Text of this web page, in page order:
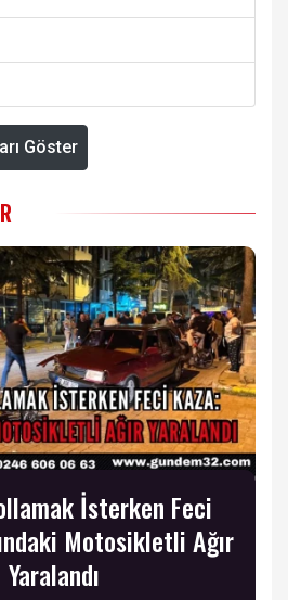
Göster
İsterken Feci
Motosikletli Ağır
Yaralandı